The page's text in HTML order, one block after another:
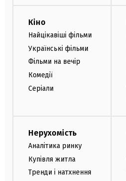
Кіно
Найцікавіші фільми
Українські фільми
Фільми на вечір
Комедії
Серіали
Нерухомість
Аналітика ринку
Купівля житла
Тренди і натхнення